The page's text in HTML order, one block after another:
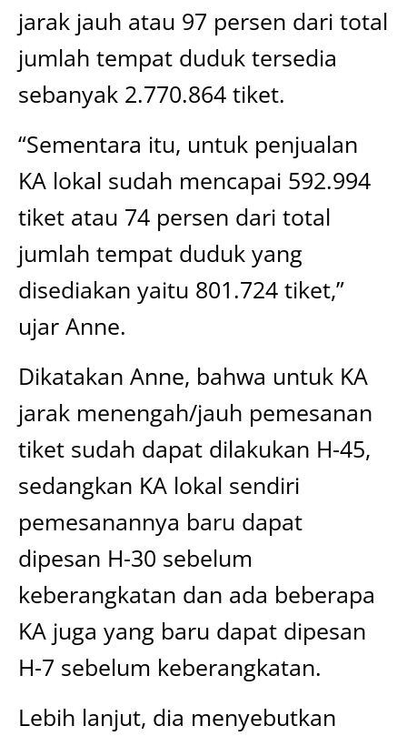
jarak jauh atau 97 persen dari total
jumlah tempat duduk tersedia
sebanyak 2.770.864 tiket.
“Sementara itu, untuk penjualan
KA lokal sudah mencapai 592.994
tiket atau 74 persen dari total
jumlah tempat duduk yang
disediakan yaitu 801.724 tiket,”
ujar Anne.
Dikatakan Anne, bahwa untuk KA
jarak menengah/jauh pemesanan
tiket sudah dapat dilakukan H-45,
sedangkan KA lokal sendiri
pemesanannya baru dapat
dipesan H-30 sebelum
keberangkatan dan ada beberapa
KA juga yang baru dapat dipesan
H-7 sebelum keberangkatan.
Lebih lanjut, dia menyebutkan